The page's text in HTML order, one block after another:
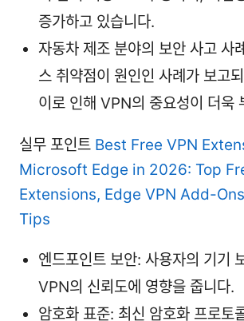
증가하고 있습니다.
자동차 제조 분야의 보안 사고 사
스 취약점이 원인인 사례가 보고
이로 인해 VPN의 중요성이 더욱
실무 포인트 Best Free VPN
Microsoft Edge in 2026: Top
Extensions, Edge VPN Add-
Tips
엔드포인트 보안: 사용자의 기기
VPN의 신뢰도에 영향을 줍니다.
암호화 표준: 최신 암호화 프로